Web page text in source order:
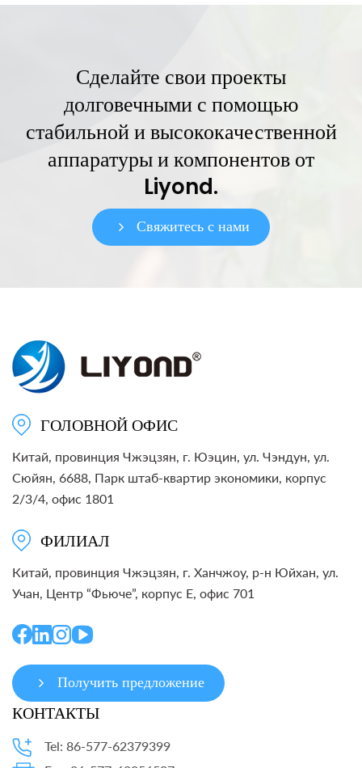
Сделайте свои проекты
долговечными с помощью
стабильной и высококачественной
аппаратуры и компонентов от
Liyond.
Свяжитесь с нами
ГОЛОВНОЙ ОФИС
Китай, провинция Чжэцзян, г. Юэцин, ул. Чэндун, ул.
Сюйян, 6688, Парк штаб-квартир экономики, корпус
2/3/4, офис 1801
ФИЛИАЛ
Китай, провинция Чжэцзян, г. Ханчжоу, р-н Юйхан, ул.
Учан, Центр “Фьюче”, корпус E, офис 701
Получить предложение
КОНТАКТЫ
Tel: 86-577-62379399